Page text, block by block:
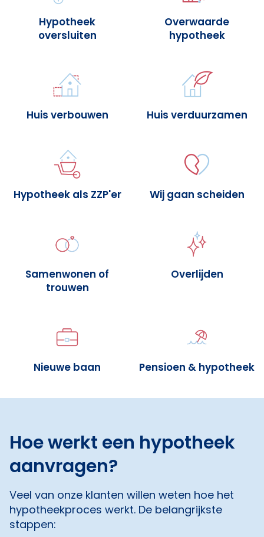
Hypotheek
oversluiten
Overwaarde
hypotheek
Huis verbouwen Huis verduurzamen
Hypotheek als ZZP'er Wij gaan scheiden
Samenwonen of
trouwen
Overlijden
Nieuwe baan Pensioen & hypotheek
Hoe werkt een hypotheek
aanvragen?
Veel van onze klanten willen weten hoe het
hypotheekproces werkt. De belangrijkste
stappen: